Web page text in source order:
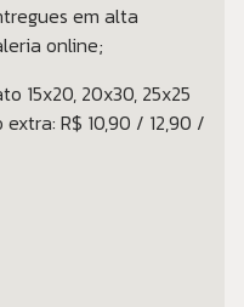
em alta
online;
15x20, 20x30, 25x25
R$ 10,90 / 12,90 /